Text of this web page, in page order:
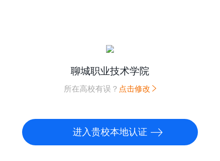
聊城职业技术学院
所在高校有误？ 点击修改
进入贵校本地认证